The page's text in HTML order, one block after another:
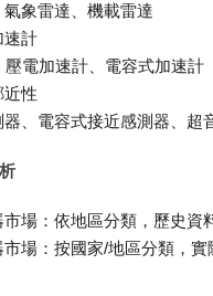
象雷達、機載雷達
速計
壓電加速計、電容式加速計
近性
、電容式接近感測器、超
場：依地區分類，歷史資
場：按國家/地區分類，